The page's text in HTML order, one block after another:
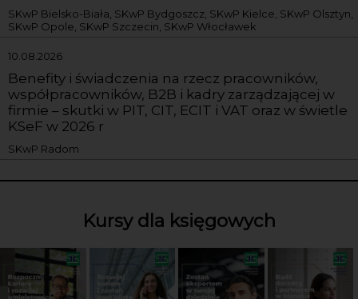
SKwP Bielsko-Biała, SKwP Bydgoszcz, SKwP Kielce, SKwP Olsztyn,
SKwP Opole, SKwP Szczecin, SKwP Włocławek
10.08.2026
Benefity i świadczenia na rzecz pracowników,
współpracowników, B2B i kadry zarządzającej w
firmie – skutki w PIT, CIT, ECIT i VAT oraz w świetle
KSeF w 2026 r
SKwP Radom
Kursy dla księgowych